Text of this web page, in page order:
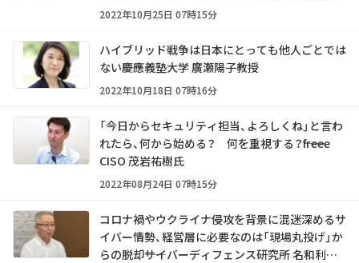
上日動火災保険 黒山康治氏
2022年10月25日 07時15分
ハイブリッド戦争は日本にとっても他人ごとでは
ない――慶應義塾大学 廣瀬陽子教授
2022年10月18日 07時16分
「今日からセキュリティ担当、よろしくね」と言わ
れたら、何から始める？ 何を重視する？――freee
CISO 茂岩祐樹氏
2022年08月24日 07時15分
コロナ禍やウクライナ侵攻を背景に混迷深めるサ
イバー情勢、経営層に必要なのは「現場丸投げ」か
らの脱却――サイバーディフェンス研究所 名和利男